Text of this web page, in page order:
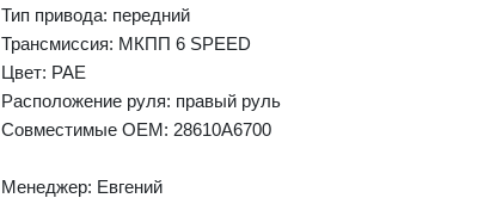
Тип привода: передний
Трансмиссия: МКПП 6 SPEED
Цвет: PAE
Расположение руля: правый руль
Совместимые OEM: 28610A6700
Менеджер: Евгений